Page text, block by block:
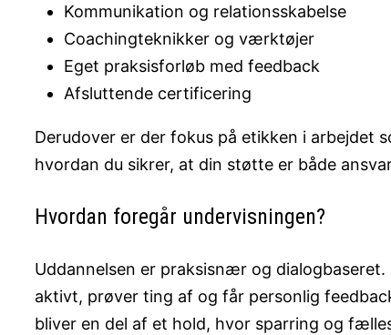
Kommunikation og relationsskabelse
Coachingteknikker og værktøjer
Eget praksisforløb med feedback
Afsluttende certificering
Derudover er der fokus på etikken i arbejdet
hvordan du sikrer, at din støtte er både
Hvordan foregår undervisningen?
Uddannelsen er praksisnær og
aktivt, prøver ting af og får personlig
bliver en del af et hold, hvor sparring og